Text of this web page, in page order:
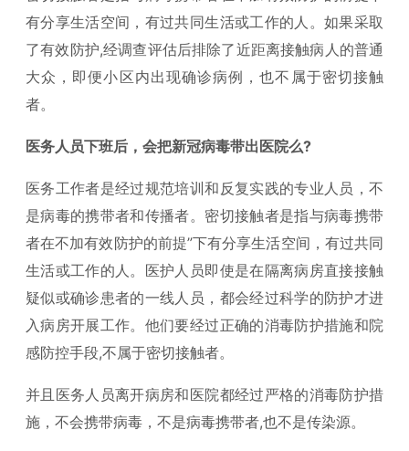
有分享生活空间，有过共同生活或工作的人。如果采取
了有效防护,经调查评估后排除了近距离接触病人的普通
大众，即便小区内出现确诊病例，也不属于密切接触
者。
医务人员下班后，会把新冠病毒带出医院么?
医务工作者是经过规范培训和反复实践的专业人员，不
是病毒的携带者和传播者。密切接触者是指与病毒携带
者在不加有效防护的前提”下有分享生活空间，有过共同
生活或工作的人。医护人员即使是在隔离病房直接接触
疑似或确诊患者的一线人员，都会经过科学的防护才进
入病房开展工作。他们要经过正确的消毒防护措施和院
感防控手段,不属于密切接触者。
并且医务人员离开病房和医院都经过严格的消毒防护措
施，不会携带病毒，不是病毒携带者,也不是传染源。